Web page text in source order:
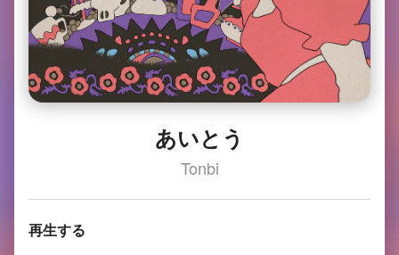
あいとう
Tonbi
再生する